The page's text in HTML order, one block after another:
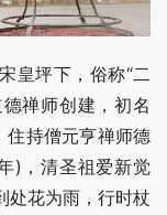
皇坪下，俗称“二
禅师创建，初名
住持僧元亨禅师德
)，清圣祖爱新觉
处花为雨，行时杖